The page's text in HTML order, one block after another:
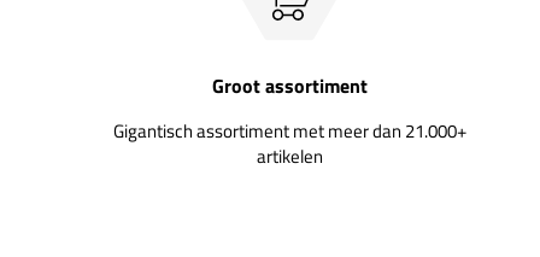
Groot assortiment
Gigantisch assortiment met meer dan 21.000+
artikelen